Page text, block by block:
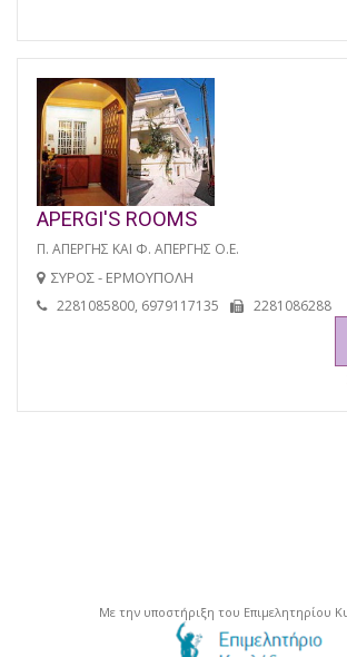
APERGI'S ROOMS
Π. ΑΠΕΡΓΗΣ ΚΑΙ Φ. ΑΠΕΡΓΗΣ Ο.Ε.
ΣΥΡΟΣ - ΕΡΜΟΥΠΟΛΗ
2281085800, 6979117135 2281086288
Με την υποστήριξη του Επιμελητηρίου